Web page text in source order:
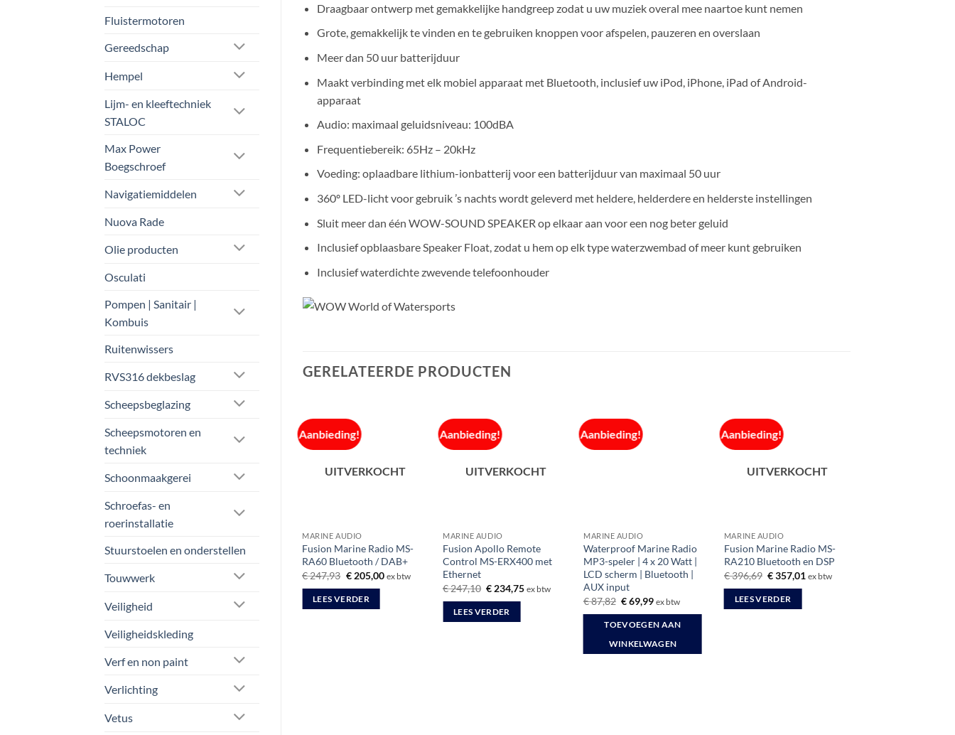
Fluistermotoren
Gereedschap
Hempel
Lijm- en kleeftechniek
STALOC
Max Power
Boegschroef
Navigatiemiddelen
Nuova Rade
Olie producten
Osculati
Pompen | Sanitair |
Kombuis
Ruitenwissers
RVS316 dekbeslag
Scheepsbeglazing
Scheepsmotoren en
techniek
Schoonmaakgerei
Schroefas- en
roerinstallatie
Stuurstoelen en onderstellen
Touwwerk
Veiligheid
Veiligheidskleding
Verf en non paint
Verlichting
Vetus
Draagbaar ontwerp met gemakkelijke handgreep zodat u uw muziek overal mee naartoe kunt nemen
Grote, gemakkelijk te vinden en te gebruiken knoppen voor afspelen, pauzeren en overslaan
Meer dan 50 uur batterijduur
Maakt verbinding met elk mobiel apparaat met Bluetooth, inclusief uw iPod, iPhone, iPad of Android-
apparaat
Audio: maximaal geluidsniveau: 100dBA
Frequentiebereik: 65Hz – 20kHz
Voeding: oplaadbare lithium-ionbatterij voor een batterijduur van maximaal 50 uur
360º LED-licht voor gebruik ’s nachts wordt geleverd met heldere, helderdere en helderste instellingen
Sluit meer dan één WOW-SOUND SPEAKER op elkaar aan voor een nog beter geluid
Inclusief opblaasbare Speaker Float, zodat u hem op elk type waterzwembad of meer kunt gebruiken
Inclusief waterdichte zwevende telefoonhouder
GERELATEERDE PRODUCTEN
Aanbieding!
UITVERKOCHT
MARINE AUDIO
Fusion Marine Radio MS-
RA60 Bluetooth / DAB+
€247,93 Oorspronkelijke
was:
€ 247,93.
€205,00Huidige
ex btw
LEES VERDER
Aanbieding!
UITVERKOCHT
MARINE AUDIO
Fusion Apollo Remote
Control MS-ERX400 met
Ethernet
€247,10 Oorspronkelijke
was:
€ 247,10.
€ 234,75Huidige
ex btw
LEES VERDER
Aanbieding!
MARINE AUDIO
Waterproof Marine Radio
MP3-speler | 4 x 20 Watt |
LCD scherm | Bluetooth |
AUX input
€87,82 Oorspronkelijke
prijs
was:
€ 87,82.
€69,99Huidige
is:
€ 69,99.
ex btw
TOEVOEGEN AAN
WINKELWAGEN
Aanbieding!
UITVERKOCHT
MARINE AUDIO
Fusion Marine Radio MS-
RA210 Bluetooth en DSP
€396,69 Oorspronkelijke
was:
€ 396,69.
€357,01Huidige
ex btw
LEES VERDER
Aanbieding!
Nuova Rade Marine speaker
Oorspronkelijke
Huidige
€ 37,50.
ex btw